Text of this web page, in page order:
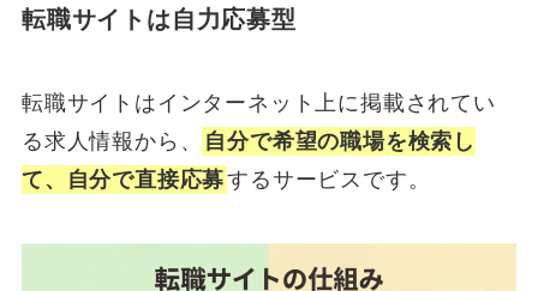
転職サイトは自力応募型
転職サイトはインターネット上に掲載されてい
る求人情報から、
自分で希望の職場を検索し
て、自分で直接応募するサービスです。